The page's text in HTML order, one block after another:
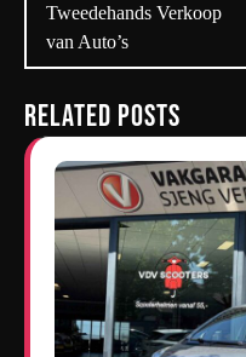
Tweedehands Verkoop
van Auto’s
Related Posts